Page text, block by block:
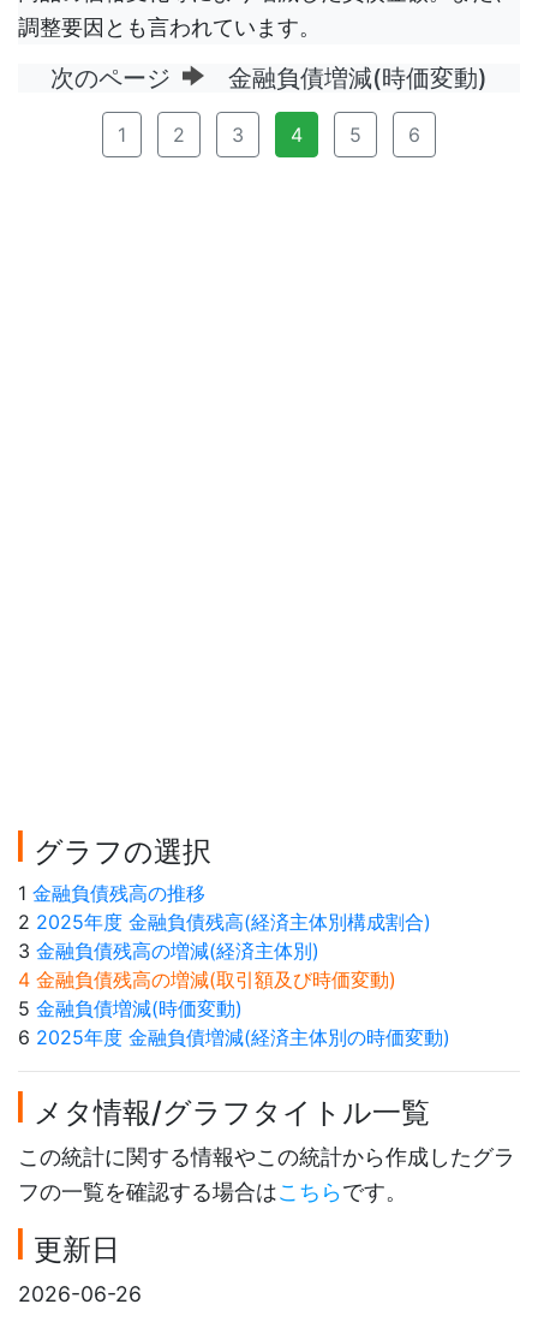
調整要因とも言われています。
次のページ 金融負債増減(時価変動)
1 2 3 4 5 6
グラフの選択
1 金融負債残高の推移
2 2025年度 金融負債残高(経済主体別構成割合)
3 金融負債残高の増減(経済主体別)
4 金融負債残高の増減(取引額及び時価変動)
5 金融負債増減(時価変動)
6 2025年度 金融負債増減(経済主体別の時価変動)
メタ情報/グラフタイトル一覧
この統計に関する情報やこの統計から作成したグラ
フの一覧を確認する場合はこちらです。
更新日
2026-06-26